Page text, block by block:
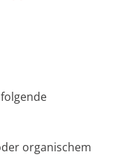
organischem